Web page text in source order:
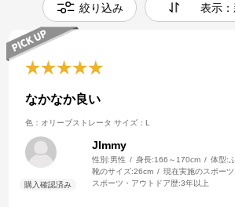
絞り込み 表示
なかなか良い
色：オリーブストレータ サイズ：L
JImmy
性別:男性 身長:166～170cm 体型:
靴のサイズ:26cm 現在実施のスポーツ:
スポーツ・アウトドア歴:3年以上